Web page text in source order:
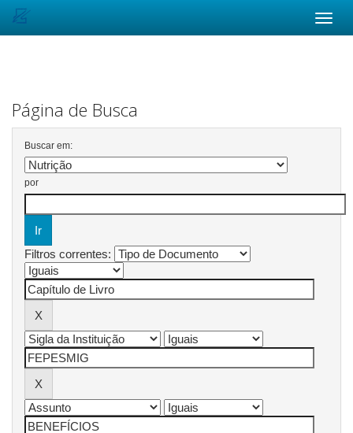
Página de Busca
Buscar em:
por
Filtros correntes: